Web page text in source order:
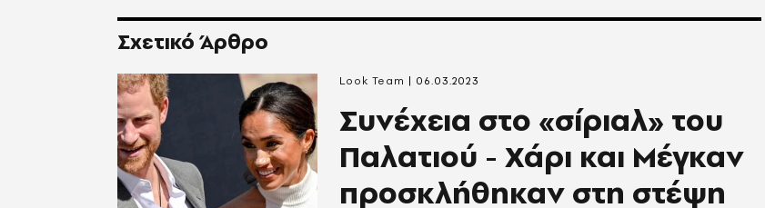
Σχετικό Άρθρο
Συνέχεια στο «σίριαλ» του
Παλατιού - Χάρι και Μέγκαν
προσκλήθηκαν στη στέψη
Look Team 06.03.2023